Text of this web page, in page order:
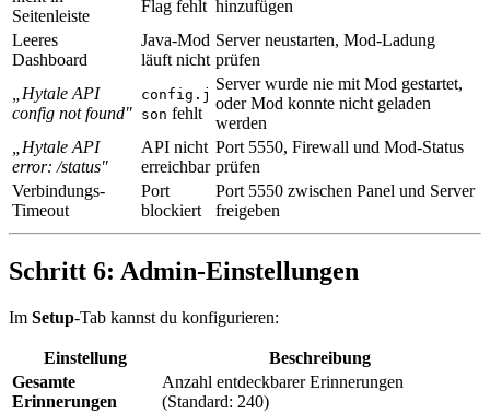
Seitenleiste
Flag fehlt hinzufügen
Leeres
Dashboard
Java-Mod
läuft nicht
Server neustarten, Mod-Ladung
prüfen
„Hytale API
config not found"
config.j
son fehlt
Server wurde nie mit Mod gestartet,
oder Mod konnte nicht geladen
werden
„Hytale API
error: /status"
API nicht
erreichbar
Port 5550, Firewall und Mod-Status
prüfen
Verbindungs-
Timeout
Port
blockiert
Port 5550 zwischen Panel und Server
freigeben
Schritt 6: Admin-Einstellungen
Im Setup-Tab kannst du konfigurieren:
Einstellung
Beschreibung
Gesamte
Erinnerungen
Anzahl entdeckbarer Erinnerungen
(Standard: 240)